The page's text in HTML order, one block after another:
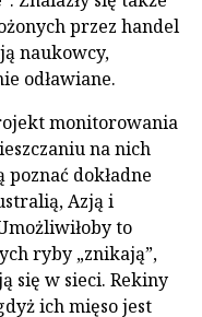
przez handel
naukowcy,
odławiane.
monitorowania
na nich
dokładne
Azją i
to
ryby „znikają”,
się w sieci. Rekiny
ich mięso jest